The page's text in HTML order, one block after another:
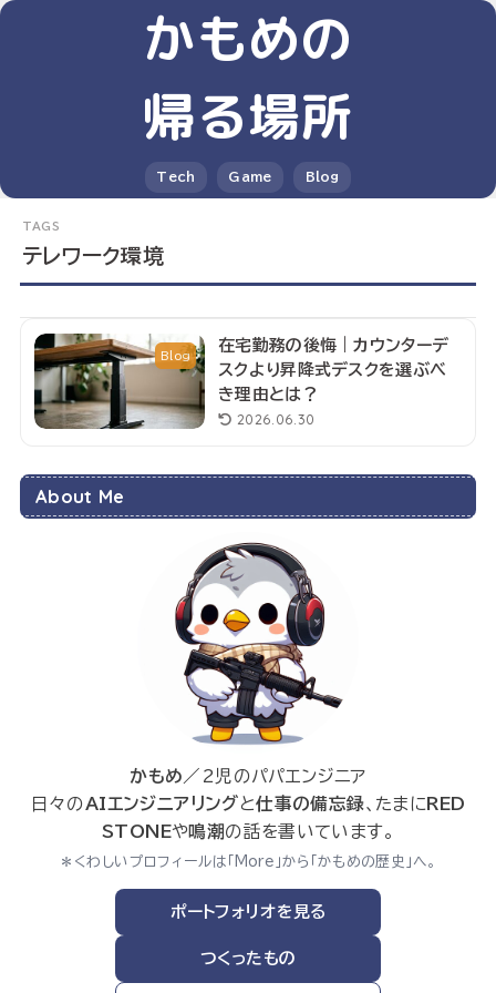
かもめの
帰る場所
Tech Game Blog
テレワーク環境
Blog
在宅勤務の後悔｜カウンターデ
スクより昇降式デスクを選ぶべ
き理由とは？
2026.06.30
About Me
かもめ ／2児のパパエンジニア
日々のAIエンジニアリングと仕事の備忘録、たまに RED
STONEや鳴潮の話を書いています。
＊くわしいプロフィールは「More」から「かもめの歴史」へ。
ポートフォリオを見る
つくったもの